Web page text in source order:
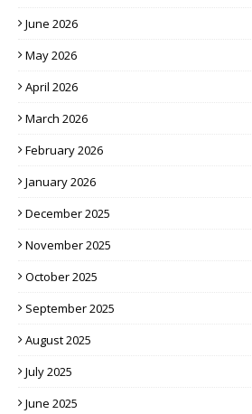
June 2026
May 2026
April 2026
March 2026
February 2026
January 2026
December 2025
November 2025
October 2025
September 2025
August 2025
July 2025
June 2025